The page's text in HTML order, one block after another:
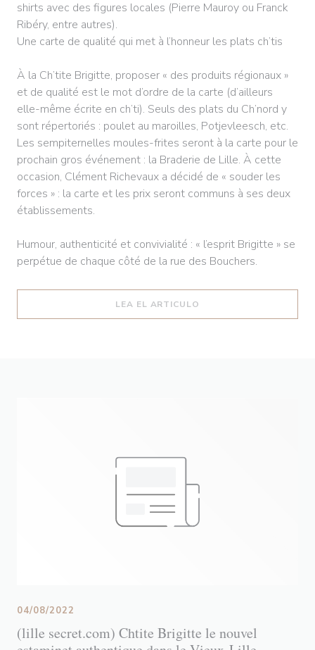
shirts avec des figures locales (Pierre Mauroy ou Franck
Ribéry, entre autres).
Une carte de qualité qui met à l’honneur les plats ch’tis
À la Ch’tite Brigitte, proposer « des produits régionaux »
et de qualité est le mot d’ordre de la carte (d’ailleurs
elle-même écrite en ch’ti). Seuls des plats du Ch’nord y
sont répertoriés : poulet au maroilles, Potjevleesch, etc.
Les sempiternelles moules-frites seront à la carte pour le
prochain gros événement : la Braderie de Lille. À cette
occasion, Clément Richevaux a décidé de « souder les
forces » : la carte et les prix seront communs à ses deux
établissements.
Humour, authenticité et convivialité : « l’esprit Brigitte » se
perpétue de chaque côté de la rue des Bouchers.
LEA EL ARTICULO
(lille secret.com) Chtite Brigitte le nouvel
04/08/2022